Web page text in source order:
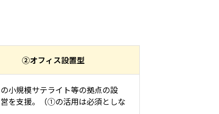
②オフィス設置型
小規模サテライト等の拠点の設
を支援。（①の活用は必須としな